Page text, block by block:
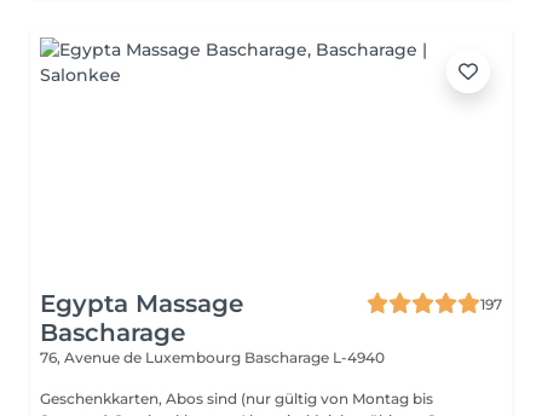
Egypta Massage
Bascharage
197
76, Avenue de Luxembourg Bascharage L-4940
Geschenkkarten, Abos sind (nur gültig von Montag bis